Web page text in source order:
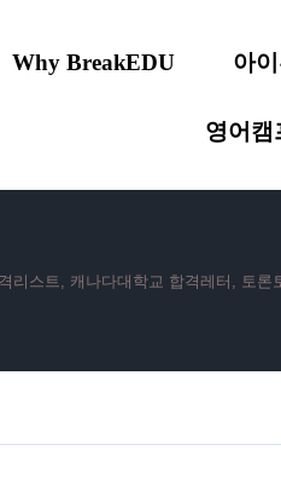
Why BreakEDU 아
영어캠
리스트 캐나다대학교 합격레터 토론